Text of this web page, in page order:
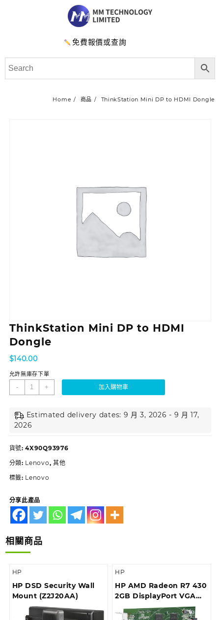
免費報價或查詢
Home 商品 ThinkStation Mini DP to HDMI Dongle
ThinkStation Mini DP to HDMI
Dongle
$140.00
允許無庫存下單
- + 加入購物車
Estimated delivery dates: 9 月 3, 2026 - 9 月 17,
2026
貨號:4X90Q93976
分類: Lenovo, 其他
標籤: Lenovo
分享此產品
相關商品
HP
HP DSD Security Wall
Mount (Z2J20AA)
HP
HP AMD Radeon R7 430
2GB DisplayPort VGA
Card (5JW82AA)